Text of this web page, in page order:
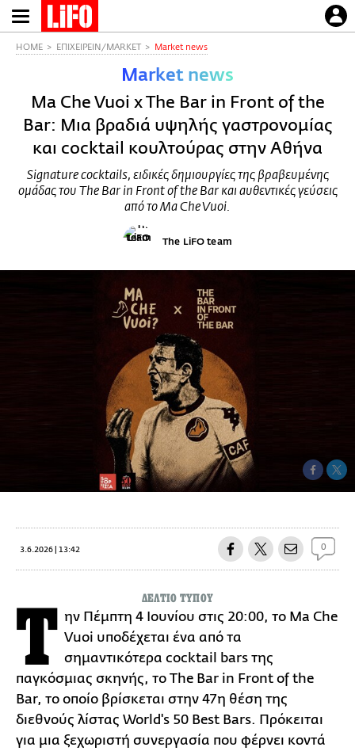
Παράκαμψη
προς
HOME ΕΠΙΧΕΙΡΕΙΝ/MARKET Market news
Market news
Ma Che Vuoi x The Bar in Front of the
Bar: Μια βραδιά υψηλής γαστρονομίας
και cocktail κουλτούρας στην Αθήνα
Signature cocktails, ειδικές δημιουργίες της βραβευμένης
ομάδας του The Bar in Front of the Bar και αυθεντικές γεύσεις
από το Ma Che Vuoi.
The LiFO team
3.6.2026 | 13:42 0
ΔΕΛΤΙΟ ΤΥΠΟΥ
Τ ην Πέμπτη 4 Ιουνίου στις 20:00, το Ma Che
Vuoi υποδέχεται ένα από τα
σημαντικότερα cocktail bars της
παγκόσμιας σκηνής, το The Bar in Front of the
Bar, το οποίο βρίσκεται στην 47η θέση της
διεθνούς λίστας World's 50 Best Bars. Πρόκειται
για μια ξεχωριστή συνεργασία που φέρνει κοντά